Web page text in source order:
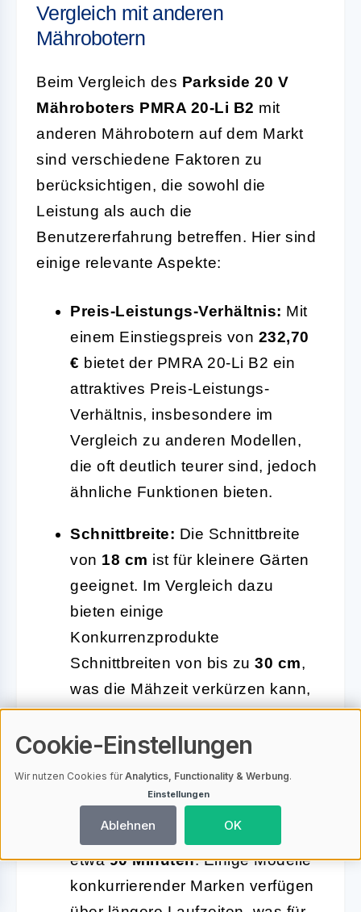
Vergleich mit anderen
Mährobotern
Beim Vergleich des Parkside 20 V
Mähroboters PMRA 20-Li B2 mit
anderen Mährobotern auf dem Markt
sind verschiedene Faktoren zu
berücksichtigen, die sowohl die
Leistung als auch die
Benutzererfahrung betreffen. Hier sind
einige relevante Aspekte:
Preis-Leistungs-Verhältnis: Mit
einem Einstiegspreis von 232,70
€ bietet der PMRA 20-Li B2 ein
attraktives Preis-Leistungs-
Verhältnis, insbesondere im
Vergleich zu anderen Modellen,
die oft deutlich teurer sind, jedoch
ähnliche Funktionen bieten.
Schnittbreite: Die Schnittbreite
von 18 cm ist für kleinere Gärten
geeignet. Im Vergleich dazu
bieten einige
Konkurrenzprodukte
Schnittbreiten von bis zu 30 cm,
was die Mähzeit verkürzen kann,
jedoch möglicherweise für
größere Flächen weniger effizient
Akkulaufzeit:Der PMRA 20-Li
B2 bietet eine Betriebszeit von
etwa90 Minuten. Einige Modelle
konkurrierender Marken verfügen
Cookie-Einstellungen
Wir nutzen Cookies fürAnalytics, Functionality & Werbung.
Einstellungen
Ablehnen OK